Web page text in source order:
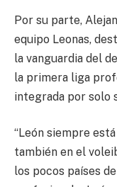
Por su parte,
equipo Leonas,
la vanguardia del
la primera liga
integrada por solo
“León siempre
también en el
los pocos países